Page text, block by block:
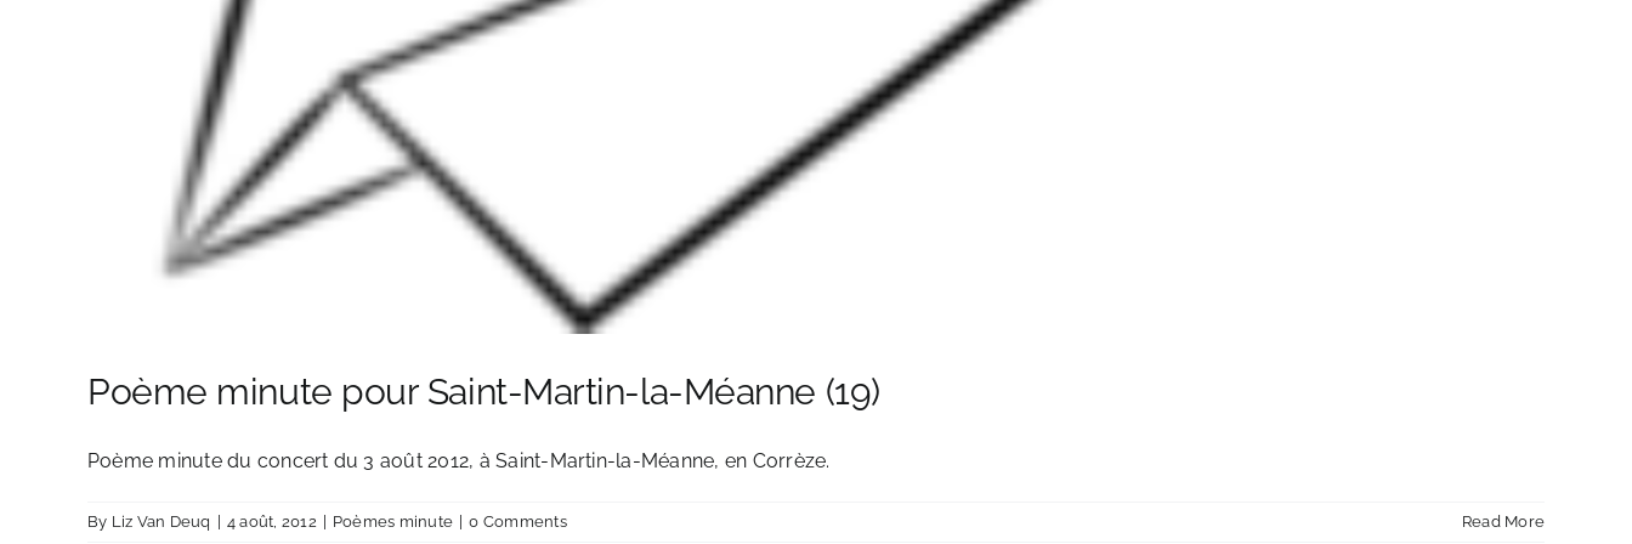
Poème minute pour Saint-Martin-la-Méanne (19)
Poème minute du concert du 3 août 2012, à Saint-Martin-la-Méanne, en Corrèze.
By Liz Van Deuq 4 août, 2012 Poèmes minute 0 Comments Read More